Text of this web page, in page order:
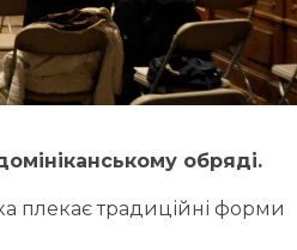
обряді.
плекає традиційні форми